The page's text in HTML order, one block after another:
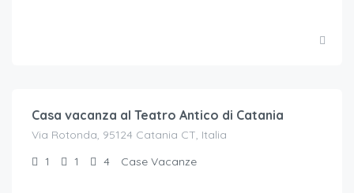
Casa vacanza al Teatro Antico di Catania
Via Rotonda, 95124 Catania CT, Italia
1
1 4 Case Vacanze